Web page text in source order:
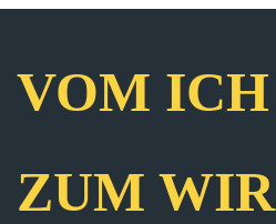
VOM ICH
ZUM WIR